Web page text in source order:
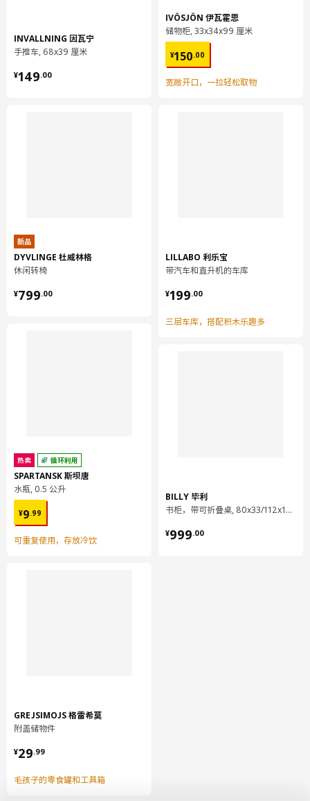
INVALLNING 因瓦宁
手推车, 68x39 厘米
¥149.00
¥ 149.00
新品
DYVLINGE 杜威林格
休闲转椅
¥799.00
¥ 799.00
热卖 循环利用
SPARTANSK 斯坝唐
水瓶, 0.5 公升
¥9.99
¥ 9.99
可重复使用，存放冷饮
GREJSIMOJS 格雷希莫
附盖储物件
¥29.99
¥ 29.99
毛孩子的零食罐和工具箱
IVÖSJÖN 伊瓦霍恩
储物柜, 33x34x99 厘米
¥150.00
¥ 150.00
宽敞开口，一拉轻松取物
LILLABO 利乐宝
带汽车和直升机的车库
¥199.00
¥ 199.00
三层车库，搭配积木乐趣多
BILLY 毕利
书柜，带可折叠桌, 80x33/112x106 厘米
¥999.00
¥ 999.00